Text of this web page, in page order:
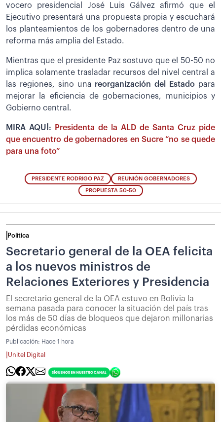
vocero presidencial José Luis Gálvez afirmó que el
Ejecutivo presentará una propuesta propia y escuchará
los planteamientos de los gobernadores dentro de una
reforma más amplia del Estado.
Mientras que el presidente Paz sostuvo que el 50-50 no
implica solamente trasladar recursos del nivel central a
las regiones, sino una reorganización del Estado para
mejorar la eficiencia de gobernaciones, municipios y
Gobierno central.
MIRA AQUÍ:
Presidenta de la ALD de Santa Cruz pide
que encuentro de gobernadores en Sucre “no se quede
para una foto”
PRESIDENTE RODRIGO PAZ REUNIÓN GOBERNADORES
PROPUESTA 50-50
Política
Secretario general de la OEA felicita
a los nuevos ministros de
Relaciones Exteriores y Presidencia
El secretario general de la OEA estuvo en Bolivia la
semana pasada para conocer la situación del país tras
los más de 50 días de bloqueos que dejaron millonarias
pérdidas económicas
Publicación: Hace 1 hora
Unitel Digital